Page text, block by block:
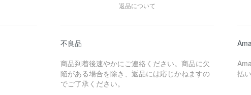
返品について
不良品
商品到着後速やかにご連絡ください。商品に欠
陥がある場合を除き、返品には応じかねますの
でご了承ください。
払